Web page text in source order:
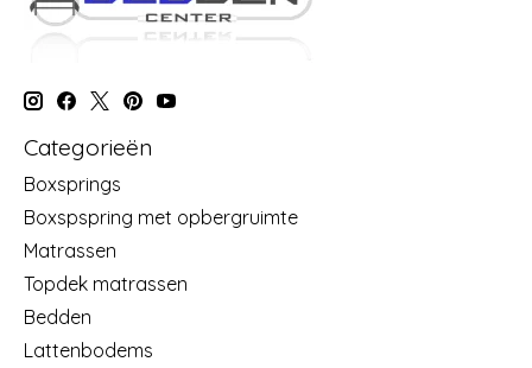
Categorieën
Boxsprings
Boxspspring met opbergruimte
Matrassen
Topdek matrassen
Bedden
Lattenbodems